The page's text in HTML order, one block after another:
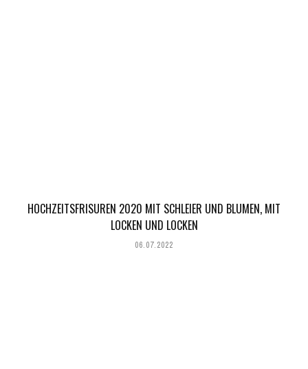
HOCHZEITSFRISUREN 2020 MIT SCHLEIER UND BLUMEN, MIT
LOCKEN UND LOCKEN
06.07.2022